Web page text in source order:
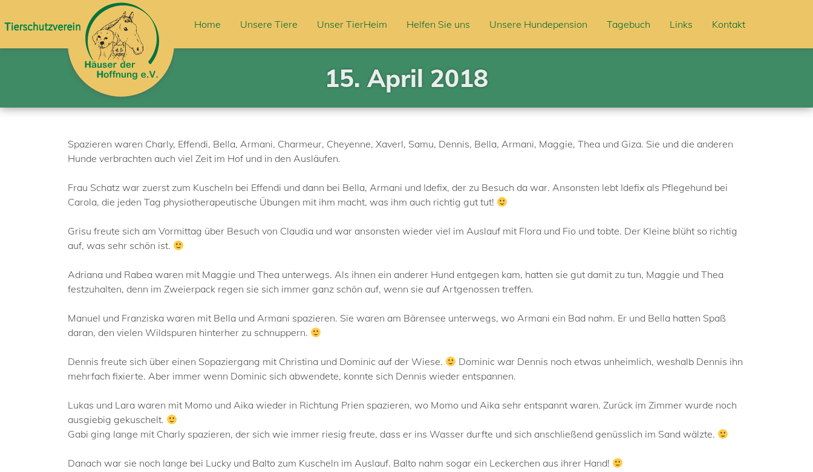
Home Unsere Tiere Unser TierHeim Helfen Sie uns Unsere Hundepension Tagebuch Links Kontakt
15. April 2018
Spazieren waren Charly, Effendi, Bella, Armani, Charmeur, Cheyenne, Xaverl, Samu, Dennis, Bella, Armani, Maggie, Thea und Giza. Sie und die anderen
Hunde verbrachten auch viel Zeit im Hof und in den Ausläufen.
Frau Schatz war zuerst zum Kuscheln bei Effendi und dann bei Bella, Armani und Idefix, der zu Besuch da war. Ansonsten lebt Idefix als Pflegehund bei
Carola, die jeden Tag physiotherapeutische Übungen mit ihm macht, was ihm auch richtig gut tut!
Grisu freute sich am Vormittag über Besuch von Claudia und war ansonsten wieder viel im Auslauf mit Flora und Fio und tobte. Der Kleine blüht so richtig
auf, was sehr schön ist.
Adriana und Rabea waren mit Maggie und Thea unterwegs. Als ihnen ein anderer Hund entgegen kam, hatten sie gut damit zu tun, Maggie und Thea
festzuhalten, denn im Zweierpack regen sie sich immer ganz schön auf, wenn sie auf Artgenossen treffen.
Manuel und Franziska waren mit Bella und Armani spazieren. Sie waren am Bärensee unterwegs, wo Armani ein Bad nahm. Er und Bella hatten Spaß
daran, den vielen Wildspuren hinterher zu schnuppern.
Dennis freute sich über einen Sopaziergang mit Christina und Dominic auf der Wiese.
Dominic war Dennis noch etwas unheimlich, weshalb Dennis ihn
mehrfach fixierte. Aber immer wenn Dominic sich abwendete, konnte sich Dennis wieder entspannen.
Lukas und Lara waren mit Momo und Aika wieder in Richtung Prien spazieren, wo Momo und Aika sehr entspannt waren. Zurück im Zimmer wurde noch
ausgiebig gekuschelt.
Gabi ging lange mit Charly spazieren, der sich wie immer riesig freute, dass er ins Wasser durfte und sich anschließend genüsslich im Sand wälzte.
Danach war sie noch lange bei Lucky und Balto zum Kuscheln im Auslauf. Balto nahm sogar ein Leckerchen aus ihrer Hand!